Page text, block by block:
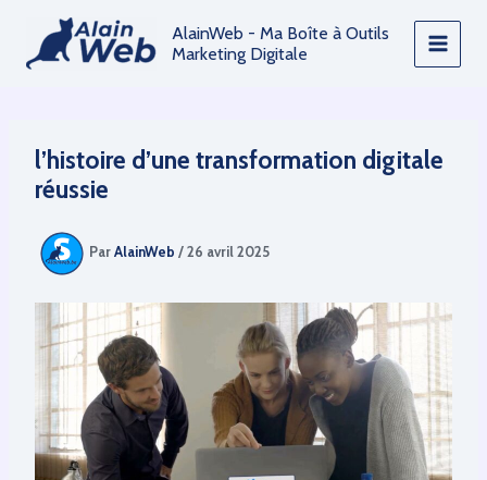
contenu
AlainWeb - Ma Boîte à Outils
Marketing Digitale
l’histoire d’une transformation digitale
réussie
ParAlainWeb /26 avril 2025